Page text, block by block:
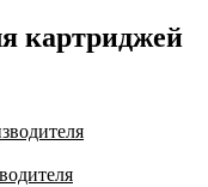
картриджей